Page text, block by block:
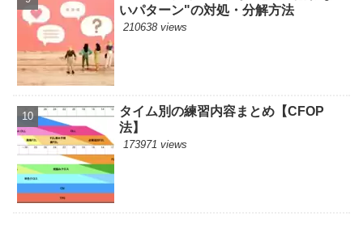
いパターン"の対処・分解方法
210638 views
タイム別の練習内容まとめ【CFOP
法】
173971 views